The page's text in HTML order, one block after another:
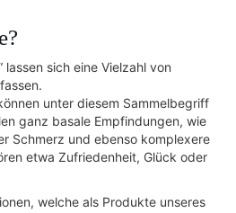
lassen sich eine Vielzahl von
unter diesem Sammelbegriff
ganz basale Empfindungen, wie
Schmerz und ebenso komplexere
etwa Zufriedenheit, Glück oder
welche als Produkte unseres